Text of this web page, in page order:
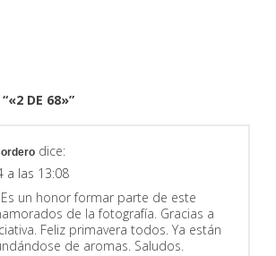
DE 68»”
dice:
a las 13:08
un honor formar parte de este
de la fotografía. Gracias a
Feliz primavera todos. Ya están
de aromas. Saludos.